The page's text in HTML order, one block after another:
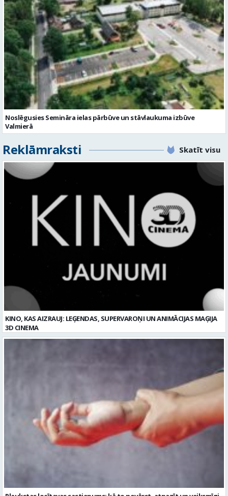
Noslēgusies Semināra ielas pārbūve un stāvlaukuma izbūve
Valmierā
Reklāmraksti Skatīt visu
KINO, KAS AIZRAUJ: LEĢENDAS, SUPERVAROŅI UN ANIMĀCIJAS MAĢIJA
3D CINEMA